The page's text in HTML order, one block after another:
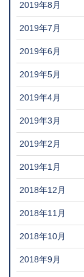
2019年8月
2019年7月
2019年6月
2019年5月
2019年4月
2019年3月
2019年2月
2019年1月
2018年12月
2018年11月
2018年10月
2018年9月